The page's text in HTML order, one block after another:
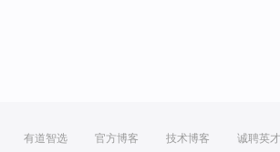
有道智选 官方博客 技术博客 诚聘英才